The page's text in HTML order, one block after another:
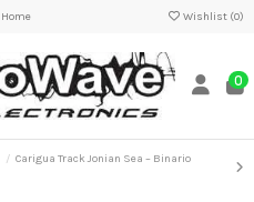
Home Wishlist (0)
0
Carigua Track Jonian Sea – Binario